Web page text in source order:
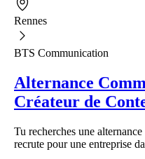
Rennes
BTS Communication
Alternance
Créateur de
Tu recherches une
recrute pour une entreprise